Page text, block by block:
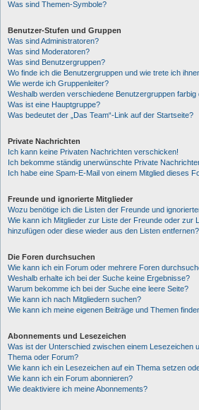
Was sind Themen-Symbole?
Benutzer-Stufen und Gruppen
Was sind Administratoren?
Was sind Moderatoren?
Was sind Benutzergruppen?
Wo finde ich die Benutzergruppen und wie trete ich
Wie werde ich Gruppenleiter?
Weshalb werden verschiedene Benutzergruppen farbig
Was ist eine Hauptgruppe?
Was bedeutet der „Das Team“-Link auf der Startseite?
Private Nachrichten
Ich kann keine Privaten Nachrichten verschicken!
Ich bekomme ständig unerwünschte Private
Ich habe eine Spam-E-Mail von einem Mitglied dieses
Freunde und ignorierte Mitglieder
Wozu benötige ich die Listen der Freunde und
Wie kann ich Mitglieder zur Liste der Freunde oder zur
hinzufügen oder diese wieder aus den Listen entfernen?
Die Foren durchsuchen
Wie kann ich ein Forum oder mehrere Foren
Weshalb erhalte ich bei der Suche keine Ergebnisse?
Warum bekomme ich bei der Suche eine leere Seite?
Wie kann ich nach Mitgliedern suchen?
Wie kann ich meine eigenen Beiträge und Themen
Abonnements und Lesezeichen
Was ist der Unterschied zwischen einem Lesezeichen
Thema oder Forum?
Wie kann ich ein Lesezeichen auf ein Thema setzen
Wie kann ich ein Forum abonnieren?
Wie deaktiviere ich meine Abonnements?